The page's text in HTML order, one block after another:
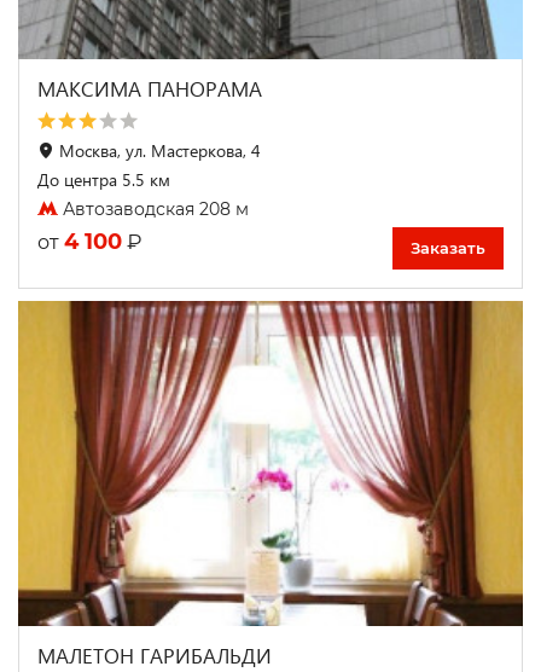
МАКСИМА ПАНОРАМА
Москва, ул. Мастеркова, 4
До центра 5.5 км
Автозаводская 208 м
от 4 100 ₽ Заказать
МАЛЕТОН ГАРИБАЛЬДИ